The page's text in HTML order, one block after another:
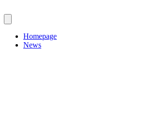
Homepage
News